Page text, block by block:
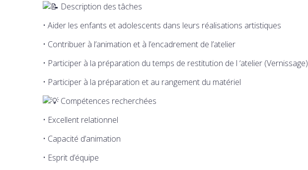
Description des tâches
• Aider les enfants et adolescents dans leurs réalisations artistiques
• Contribuer à l’animation et à l’encadrement de l’atelier
• Participer à la préparation du temps de restitution de l ‘atelier (Vernissage)
• Participer à la préparation et au rangement du matériel
Compétences recherchées
• Excellent relationnel
• Capacité d’animation
• Esprit d’équipe